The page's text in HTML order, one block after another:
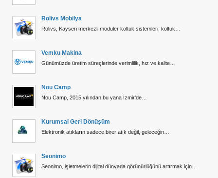
Rolivs Mobilya
Rolivs, Kayseri merkezli moduler koltuk sistemleri, koltuk…
Vemku Makina
Günümüzde üretim süreçlerinde verimlilik, hız ve kalite…
Nou Camp
Nou Camp, 2015 yılından bu yana İzmir'de…
Kurumsal Geri Dönüşüm
Elektronik atıkların sadece birer atık değil, geleceğin…
Seonimo
Seonimo, işletmelerin dijital dünyada görünürlüğünü artırmak için…